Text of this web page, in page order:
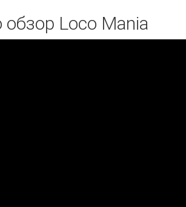
обзор Loco Mania